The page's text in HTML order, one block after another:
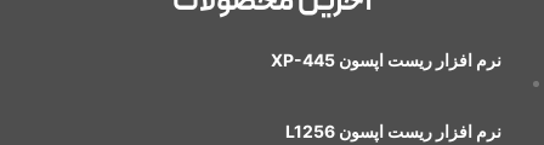
نرم افزار ريست اپسون XP-445
نرم افزار ريست اپسون L1256